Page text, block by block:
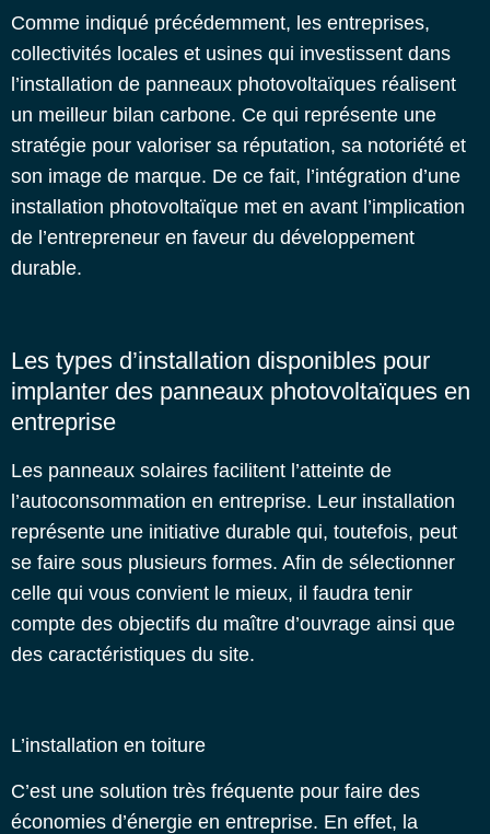
Comme indiqué précédemment, les entreprises,
collectivités locales et usines qui investissent dans
l’installation de panneaux photovoltaïques réalisent
un meilleur bilan carbone. Ce qui représente une
stratégie pour valoriser sa réputation, sa notoriété et
son image de marque. De ce fait, l’intégration d’une
installation photovoltaïque met en avant l’implication
de l’entrepreneur en faveur du développement
durable.
Les types d’installation disponibles pour
implanter des panneaux photovoltaïques en
entreprise
Les panneaux solaires facilitent l’atteinte de
l’autoconsommation en entreprise. Leur installation
représente une initiative durable qui, toutefois, peut
se faire sous plusieurs formes. Afin de sélectionner
celle qui vous convient le mieux, il faudra tenir
compte des objectifs du maître d’ouvrage ainsi que
des caractéristiques du site.
L’installation en toiture
C’est une solution très fréquente pour faire des
économies d’énergie en entreprise. En effet, la